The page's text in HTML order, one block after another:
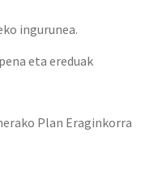
ingurunea.
eta ereduak
Plan Eraginkorra